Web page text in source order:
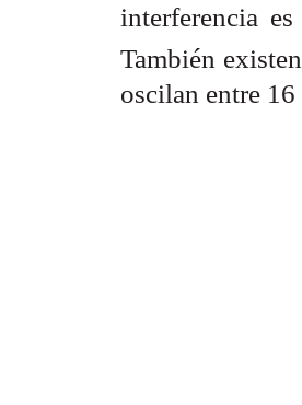
interferencia
También
oscilan entre